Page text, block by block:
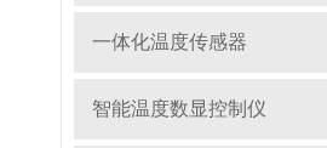
一体化温度传感器
智能温度数显控制仪